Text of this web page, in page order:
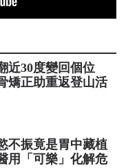
近30度變回個位
矯正助重返登山活
不振竟是胃中藏植
用「可樂」化解危